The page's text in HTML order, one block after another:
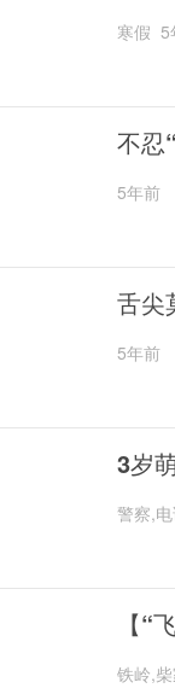
寒假 5
不忍
5年前
舌尖
5年前
3岁
警察,
【“
铁岭,